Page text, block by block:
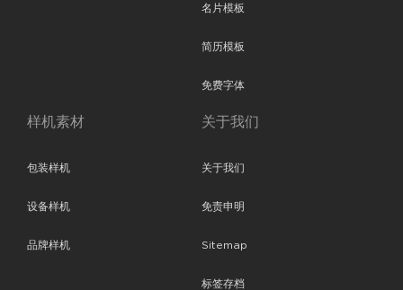
名片模板
简历模板
免费字体
样机素材
包装样机
设备样机
品牌样机
关于我们
关于我们
免责申明
Sitemap
标签存档